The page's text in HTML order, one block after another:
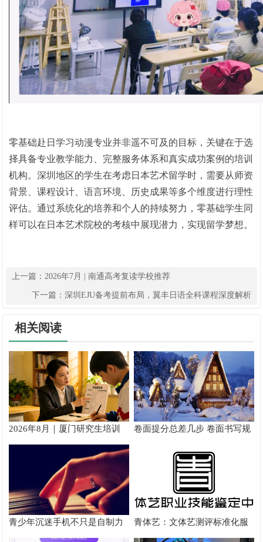
零基础赴日学习动漫专业并非遥不可及的目标，关键在于选
择具备专业教学能力、完整服务体系和真实成功案例的培训
机构。深圳地区的学生在考虑日本艺术留学时，需要从师资
背景、课程设计、语言环境、历史成果等多个维度进行理性
评估。通过系统化的培养和个人的持续努力，零基础学生同
样可以在日本艺术院校的考核中展现潜力，实现留学梦想。
上一篇：2026年7月 | 南通高考复读学校推荐
下一篇： 深圳EJU备考提前布局，翼丰日语全科课程深度解析
相关阅读
2026年8月｜厦门研究生培训
推荐
卷面提分总差几步 卷面书写规
青少年沉迷手机不只是自制力
差！陕西家长读懂背后的心理
青体艺：文体艺测评标准化服
务体系解析